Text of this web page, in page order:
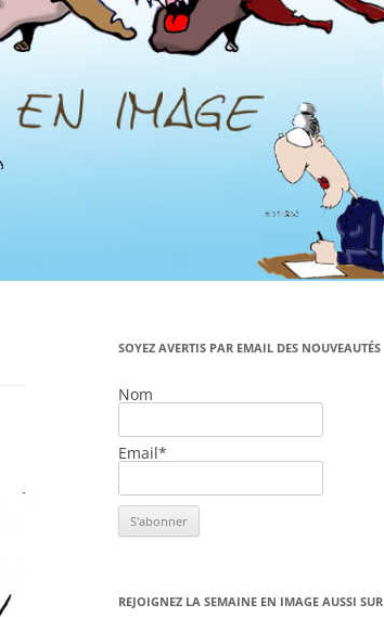
SOYEZ AVERTIS PAR EMAIL DES NOUVEAUTÉS
Nom
Email*
REJOIGNEZ LA SEMAINE EN IMAGE AUSSI SUR